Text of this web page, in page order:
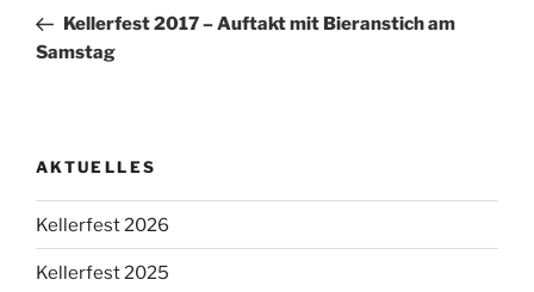
Beitrag
Kellerfest 2017 – Auftakt mit Bieranstich am
Samstag
AKTUELLES
Kellerfest 2026
Kellerfest 2025